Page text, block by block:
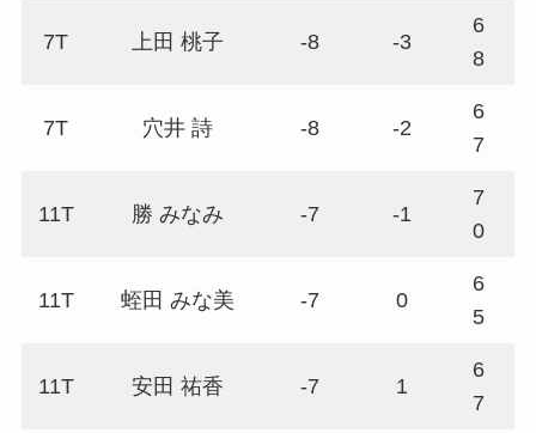
7T 上田 桃子 -8 -3
6
8
7T 穴井 詩 -8 -2
6
7
11T 勝 みなみ -7 -1
7
0
11T 蛭田 みな美 -7 0
6
5
11T 安田 祐香 -7 1
6
7